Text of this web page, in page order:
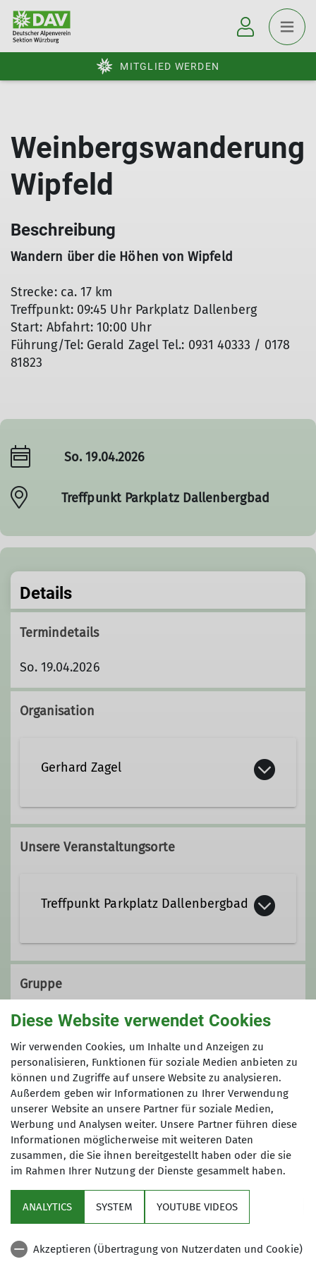
MITGLIED WERDEN
Weinbergswanderung
Wipfeld
Beschreibung
Wandern über die Höhen von Wipfeld
Strecke: ca. 17 km
Treffpunkt: 09:45 Uhr Parkplatz Dallenberg
Start: Abfahrt: 10:00 Uhr
Führung/Tel: Gerald Zagel Tel.: 0931 40333 / 0178
81823
So. 19.04.2026
Treffpunkt Parkplatz Dallenbergbad
Details
Termindetails
So. 19.04.2026
Organisation
Gerhard Zagel
0931/4 03 33
Unsere Veranstaltungsorte
Treffpunkt Parkplatz Dallenbergbad
Gruppe
Wandergruppe 1
Wir wandern regelmäßig zwischen 17
und 20 Kilometer - die Teilnahme ist
kostenfrei!
Service
Unsere Partner
Diese Website verwendet Cookies
Wir verwenden Cookies, um Inhalte und Anzeigen zu
personalisieren, Funktionen für soziale Medien anbieten zu
können und Zugriffe auf unsere Website zu analysieren.
Außerdem geben wir Informationen zu Ihrer Verwendung
unserer Website an unsere Partner für soziale Medien,
Werbung und Analysen weiter. Unsere Partner führen diese
Informationen möglicherweise mit weiteren Daten
zusammen, die Sie ihnen bereitgestellt haben oder die sie
im Rahmen Ihrer Nutzung der Dienste gesammelt haben.
ANALYTICS SYSTEM YOUTUBE VIDEOS
Akzeptieren (Übertragung von Nutzerdaten und Cookie)